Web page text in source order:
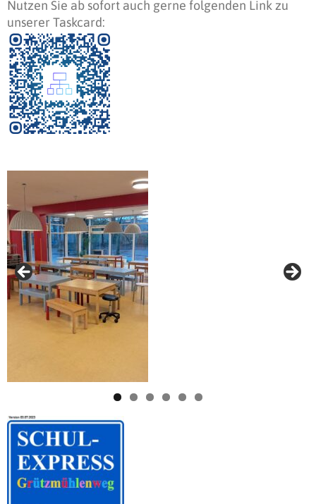
Nutzen Sie ab sofort auch gerne folgenden Link zu
unserer Taskcard: